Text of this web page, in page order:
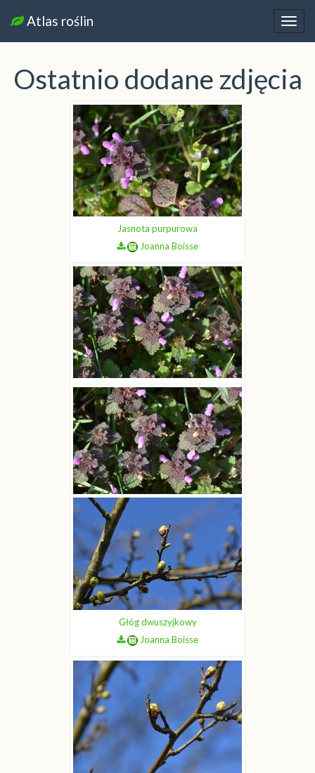
Atlas roślin
Ostatnio dodane zdjęcia
Jasnota purpurowa
Joanna Boisse
Jasnota purpurowa
Joanna Boisse
Jasnota purpurowa
Joanna Boisse
Głóg dwuszyjkowy
Joanna Boisse